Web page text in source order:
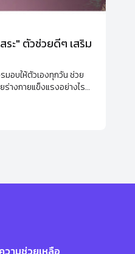
ะ" ตัวช่วยดีๆ เสริม
มอบให้ตัวเองทุกวัน ช่วย
างกายแข็งแรงอย่างไร
ความช่วยเหลือ